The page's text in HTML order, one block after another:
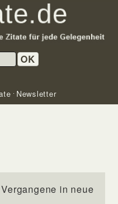
OK
Newsletter
in neue